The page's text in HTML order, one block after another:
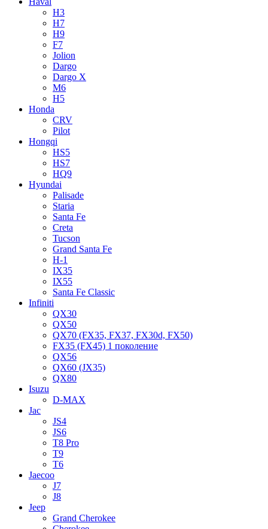
H3
H7
H9
F7
Jolion
Dargo
Dargo X
M6
H5
Honda
CRV
Pilot
Hongqi
HS5
HS7
HQ9
Hyundai
Palisade
Staria
Santa Fe
Creta
Tucson
Grand Santa Fe
H-1
IX35
IX55
Santa Fe Classic
Infiniti
QX30
QX50
QX70 (FX35, FX37, FX30d, FX50)
FX35 (FX45) 1 поколение
QX56
QX60 (JX35)
QX80
Isuzu
D-MAX
Jac
JS4
JS6
T8 Pro
T9
T6
Jaecoo
J7
J8
Jeep
Grand Cherokee